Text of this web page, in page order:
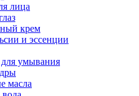
лица
крем
и эссенции
умывания
масла